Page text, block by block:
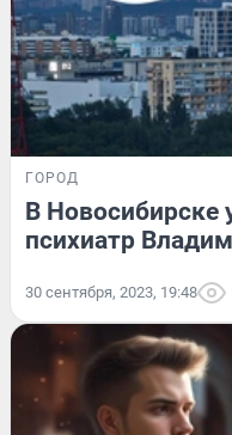
ГОРОД
В Новосибирске
психиатр
30 сентября, 2023, 19:48